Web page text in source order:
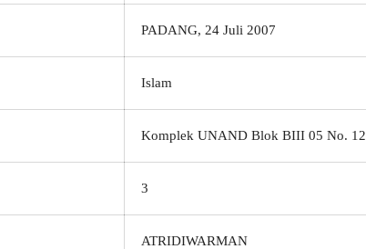
PADANG, 24 Juli 2007
Islam
Komplek UNAND Blok BIII 05 No. 12
3
ATRIDIWARMAN